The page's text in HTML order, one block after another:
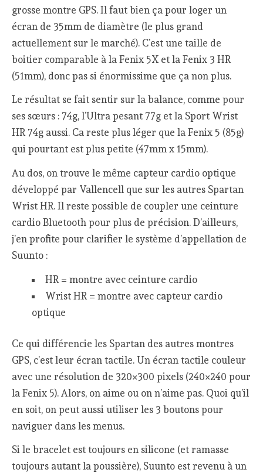
grosse montre GPS. Il faut bien ça pour loger un
écran de 35mm de diamètre (le plus grand
actuellement sur le marché). C’est une taille de
boitier comparable à la Fenix 5X et la Fenix 3 HR
(51mm), donc pas si énormissime que ça non plus.
Le résultat se fait sentir sur la balance, comme pour
ses sœurs : 74g, l’Ultra pesant 77g et la Sport Wrist
HR 74g aussi. Ca reste plus léger que la Fenix 5 (85g)
qui pourtant est plus petite (47mm x 15mm).
Au dos, on trouve le même capteur cardio optique
développé par Vallencell que sur les autres Spartan
Wrist HR. Il reste possible de coupler une ceinture
cardio Bluetooth pour plus de précision. D’ailleurs,
j’en profite pour clarifier le système d’appellation de
Suunto :
HR = montre avec ceinture cardio
Wrist HR = montre avec capteur cardio
optique
Ce qui différencie les Spartan des autres montres
GPS, c’est leur écran tactile. Un écran tactile couleur
avec une résolution de 320×300 pixels (240×240 pour
la Fenix 5). Alors, on aime ou on n’aime pas. Quoi qu’il
en soit, on peut aussi utiliser les 3 boutons pour
naviguer dans les menus.
Si le bracelet est toujours en silicone (et ramasse
toujours autant la poussière), Suunto est revenu à un